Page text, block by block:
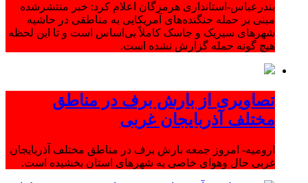
بندرعباس-استانداری هرمزگان اعلام کرد: خبر منتشرشده
مبنی بر حمله جنگنده‌های آمریکایی به مناطقی در حاشیه
شهرهای سیریک و جاسک کاملاً بی‌اساس است و تا این لحظه
هیچ گونه حمله گزارش نشده است.
تصاویری از بارش برف در مناطق
مختلف آذربایجان غربی
ارومیه- امروز جمعه بارش برف در مناطق مختلف آذربایجان
غربی حال وهوای خاصی به شهرهای استان بخشیده است.